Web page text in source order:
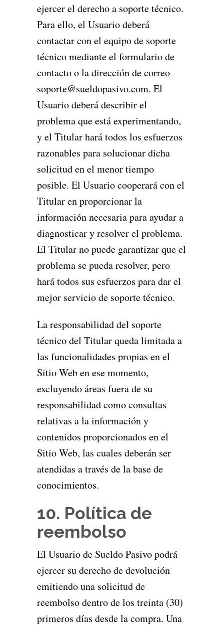
ejercer el derecho a soporte técnico.
Para ello, el Usuario deberá
contactar con el equipo de soporte
técnico mediante el formulario de
contacto o la dirección de correo
soporte@sueldopasivo.com. El
Usuario deberá describir el
problema que está experimentando,
y el Titular hará todos los esfuerzos
razonables para solucionar dicha
solicitud en el menor tiempo
posible. El Usuario cooperará con el
Titular en proporcionar la
información necesaria para ayudar a
diagnosticar y resolver el problema.
El Titular no puede garantizar que el
problema se pueda resolver, pero
hará todos sus esfuerzos para dar el
mejor servicio de soporte técnico.
La responsabilidad del soporte
técnico del Titular queda limitada a
las funcionalidades propias en el
Sitio Web en ese momento,
excluyendo áreas fuera de su
responsabilidad como consultas
relativas a la información y
contenidos proporcionados en el
Sitio Web, las cuales deberán ser
atendidas a través de la base de
conocimientos.
10. Política de
reembolso
El Usuario de Sueldo Pasivo podrá
ejercer su derecho de devolución
emitiendo una solicitud de
reembolso dentro de los treinta (30)
primeros días desde la compra. Una